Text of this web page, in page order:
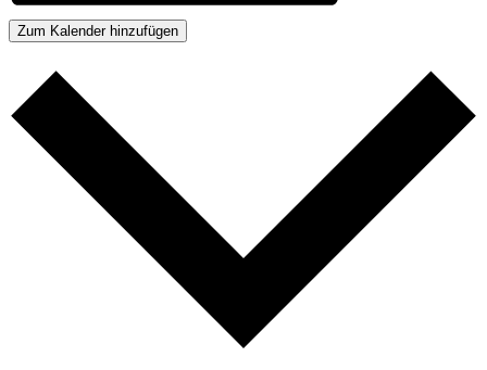
Zum Kalender hinzufügen